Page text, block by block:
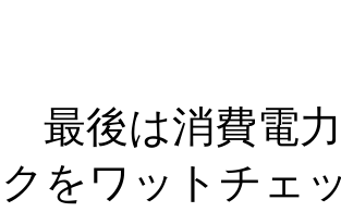
最後は消費電力
クをワットチェ